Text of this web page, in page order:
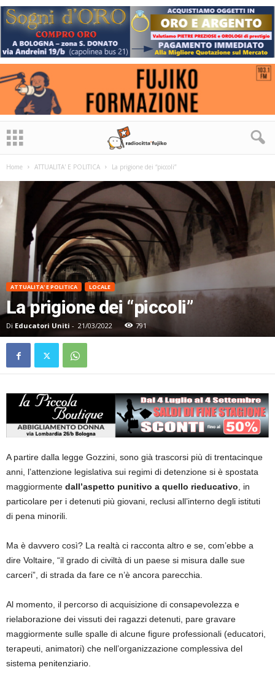
Home ATTUALITA' E POLITICA La prigione dei “piccoli”
ATTUALITA' E POLITICA LOCALE
La prigione dei “piccoli”
Di Educatori Uniti - 21/03/2022 791
A partire dalla legge Gozzini, sono già trascorsi più di trentacinque
anni, l’attenzione legislativa sui regimi di detenzione si è spostata
maggiormente dall’aspetto punitivo a quello rieducativo, in
particolare per i detenuti più giovani, reclusi all’interno degli istituti
di pena minorili.
Ma è davvero così? La realtà ci racconta altro e se, com’ebbe a
dire Voltaire, “il grado di civiltà di un paese si misura dalle sue
carceri”, di strada da fare ce n’è ancora parecchia.
Al momento, il percorso di acquisizione di consapevolezza e
rielaborazione dei vissuti dei ragazzi detenuti, pare gravare
maggiormente sulle spalle di alcune figure professionali (educatori,
terapeuti, animatori) che nell’organizzazione complessiva del
sistema penitenziario.